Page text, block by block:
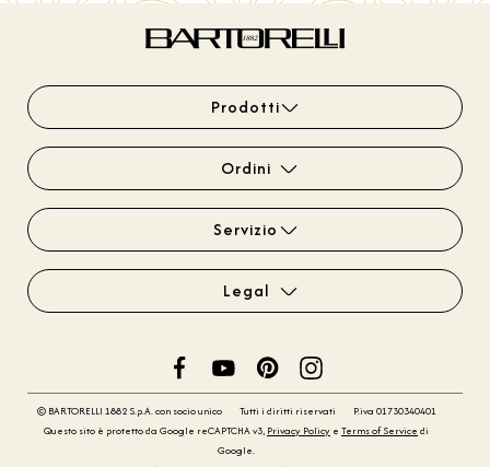
Prodotti
Ordini
Servizio
Legal
© BARTORELLI 1882 S.p.A. con socio unico Tutti i diritti riservati
P.iva 01730340401
Questo sito è protetto da Google reCAPTCHA v3, Privacy Policy e Terms of Service di
Google.